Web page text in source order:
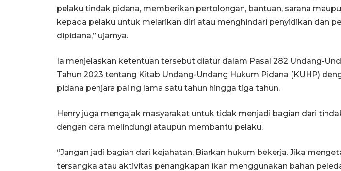
pelaku tindak pidana, memberikan pertolongan, bantuan, sarana
kepada pelaku untuk melarikan diri atau menghindari penyidikan dan
dipidana,” ujarnya.
Ia menjelaskan ketentuan tersebut diatur dalam Pasal 282 Undang-
Tahun 2023 tentang Kitab Undang-Undang Hukum Pidana (KUHP)
pidana penjara paling lama satu tahun hingga tiga tahun.
Henry juga mengajak masyarakat untuk tidak menjadi bagian dari
dengan cara melindungi ataupun membantu pelaku.
“Jangan jadi bagian dari kejahatan. Biarkan hukum bekerja. Jika
tersangka atau aktivitas penangkapan ikan menggunakan bahan
Pelepasan
Kelapa Tinggi
14 September 2025 9:27